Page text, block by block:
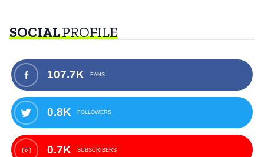
SOCIALPROFILE
107.7K FANS
0.8K FOLLOWERS
0.7K SUBSCRIBERS